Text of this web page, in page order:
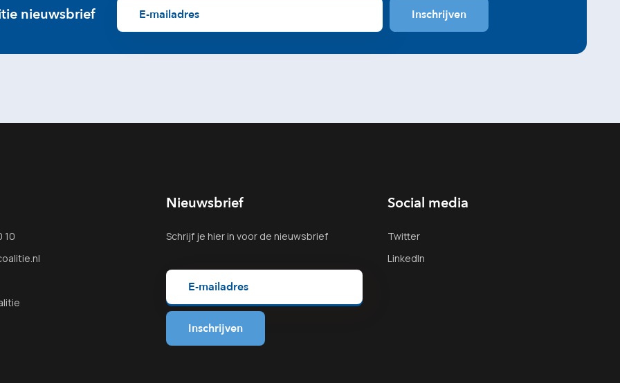
nieuwsbrief
10
Nieuwsbrief
Schrijf je hierin voor de nieuwsbrief
Social media
Twitter
LinkedIn